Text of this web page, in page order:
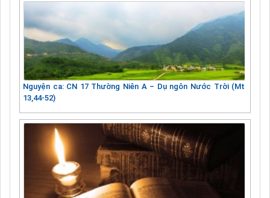
Nguyện ca: CN 17 Thường Niên A – Dụ ngôn Nước Trời (Mt
13,44-52)